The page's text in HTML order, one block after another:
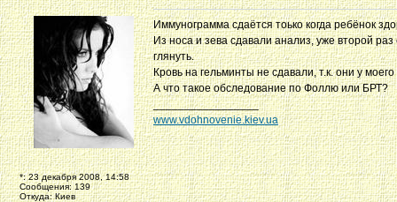
*: 23 декабря 2008, 14:58
Сообщения: 139
Откуда: Киев
Иммунограмма сдаётся тоько когда ребёнок
Из носа и зева сдавали анализ, уже второй
глянуть.
Кровь на гельминты не сдавали, т.к. они у
А что такое обследование по Фоллю или БРТ?
_________________
www.vdohnovenie.kiev.ua